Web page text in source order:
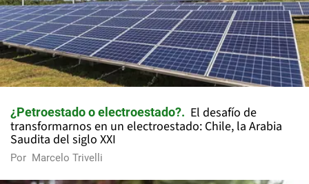
¿Petroestado o electroestado?
El desafío de
transformarnos en un electroestado: Chile, la Arabia
Saudita del siglo XXI
Por Marcelo Trivelli